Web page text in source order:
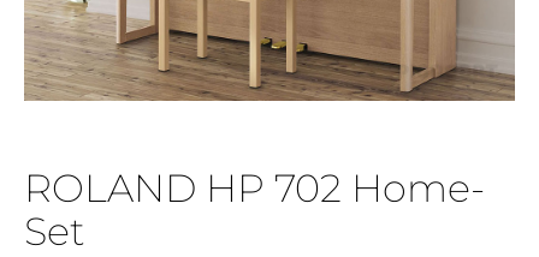
ROLAND HP 702 Home-
Set